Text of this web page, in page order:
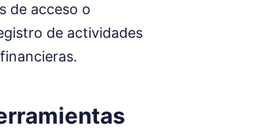
de acceso o
de actividades